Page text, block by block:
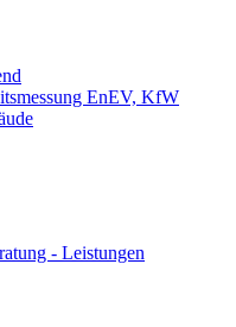
EnEV, KfW
- Leistungen